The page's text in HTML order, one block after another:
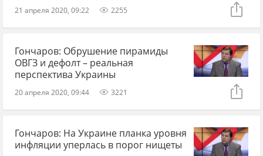
21 апреля 2020, 09:22 2255
Гончаров: Обрушение пирамиды
ОВГЗ и дефолт – реальная
перспектива Украины
20 апреля 2020, 09:44 3221
Гончаров: На Украине планка уровня
инфляции уперлась в порог нищеты